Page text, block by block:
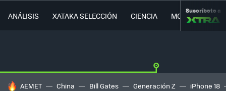
ANÁLISIS XATAKA SELECCIÓN CIENCIA MOVILIDAD
Suscríbete a
HOY SE HABLA DE
AEMET China Bill Gates Generación Z iPhone 18